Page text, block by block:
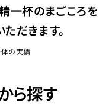
一杯のまごころを
だきます。
の実績
ら探す